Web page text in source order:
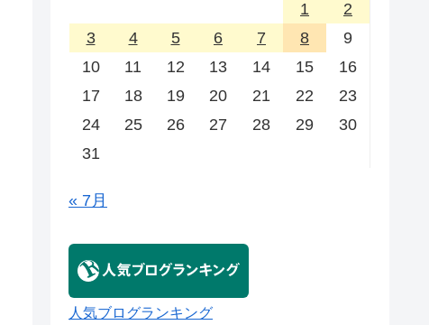
1
2
3
4 5 6 7 8
9
10
11 12 13 14 15
16
17
18 19 20 21 22
23
24
25 26 27 28 29
30
31
« 7月
人気ブログランキング